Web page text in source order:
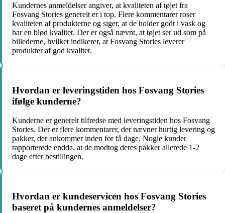
Kundernes anmeldelser angiver, at kvaliteten af tøjet fra
Fosvang Stories generelt er i top. Flere kommentarer roser
kvaliteten af produkterne og siger, at de holder godt i vask og
har en blød kvalitet. Der er også nævnt, at tøjet ser ud som på
billederne, hvilket indikerer, at Fosvang Stories leverer
produkter af god kvalitet.
Hvordan er leveringstiden hos Fosvang Stories
ifølge kunderne?
Kunderne er generelt tilfredse med leveringstiden hos Fosvang
Stories. Der er flere kommentarer, der nævner hurtig levering og
pakker, der ankommer inden for få dage. Nogle kunder
rapporterede endda, at de modtog deres pakker allerede 1-2
dage efter bestillingen.
Hvordan er kundeservicen hos Fosvang Stories
baseret på kundernes anmeldelser?